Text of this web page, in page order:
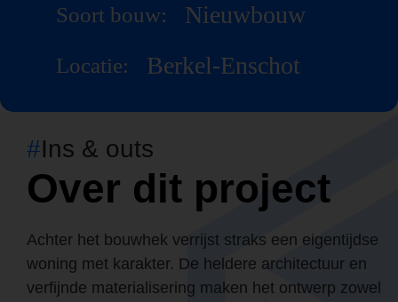
Soort bouw: Nieuwbouw
Locatie: Berkel-Enschot
#Ins & outs
Over dit project
Achter het bouwhek verrijst straks een eigentijdse
woning met karakter. De heldere architectuur en
verfijnde materialisering maken het ontwerp zowel